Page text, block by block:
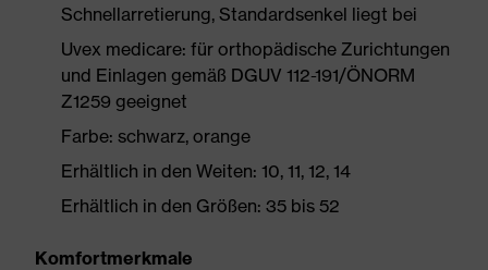
Schnellarretierung, Standardsenkel liegt bei
Uvex medicare: für orthopädische Zurichtungen
und Einlagen gemäß DGUV 112-191/ÖNORM
Z1259 geeignet
Farbe: schwarz, orange
Erhältlich in den Weiten: 10, 11, 12, 14
Erhältlich in den Größen: 35 bis 52
Komfortmerkmale